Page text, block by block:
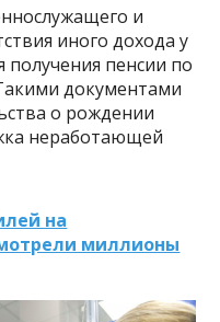
и
иного дохода у
получения пенсии по
документами
о рождении
неработающей
на
миллионы